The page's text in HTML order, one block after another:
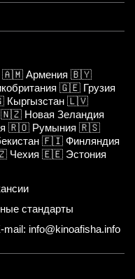
🇦🇲 Армения 🇧🇾
🇬🇪 Грузия
Кыргызстан 🇱🇻
🇳🇿 Новая Зеландия
🇷🇴 Румыния 🇷🇸
🇫🇮 Финляндия
Чехия 🇪🇪 Эстония
стандарты
mail: info@kinoafisha.info